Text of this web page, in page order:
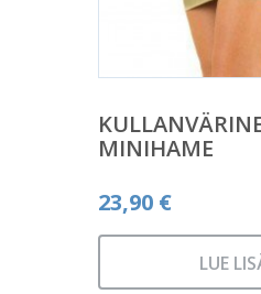
MINIHAME
23,90 €
LUE